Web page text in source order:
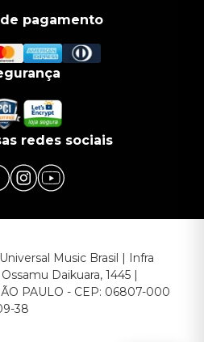
pagamento
redes sociais
Music Brasil | Infra
Daikuara, 1445 |
PAULO - CEP: 06807-000
38